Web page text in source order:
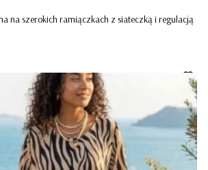
na szerokich ramiączkach z siateczką i regulacją